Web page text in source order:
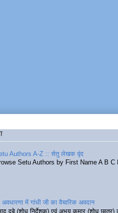
Authors A-Z :: सेतु लेखक वृंद
Setu Authors by First Name A B
में गांधी जी का वैचारिक अवदान
दुबे (शोध निर्देशक) एवं अभय कुमार (शोध छात्र)